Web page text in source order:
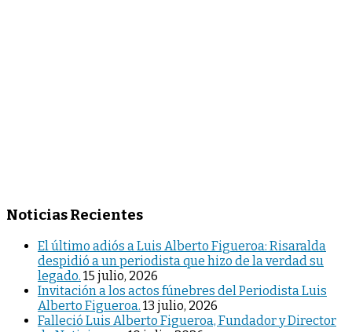
Noticias Recientes
El último adiós a Luis Alberto Figueroa: Risaralda
despidió a un periodista que hizo de la verdad su
legado. 15 julio, 2026
Invitación a los actos fúnebres del Periodista Luis
Alberto Figueroa. 13 julio, 2026
Falleció Luis Alberto Figueroa, Fundador y Director